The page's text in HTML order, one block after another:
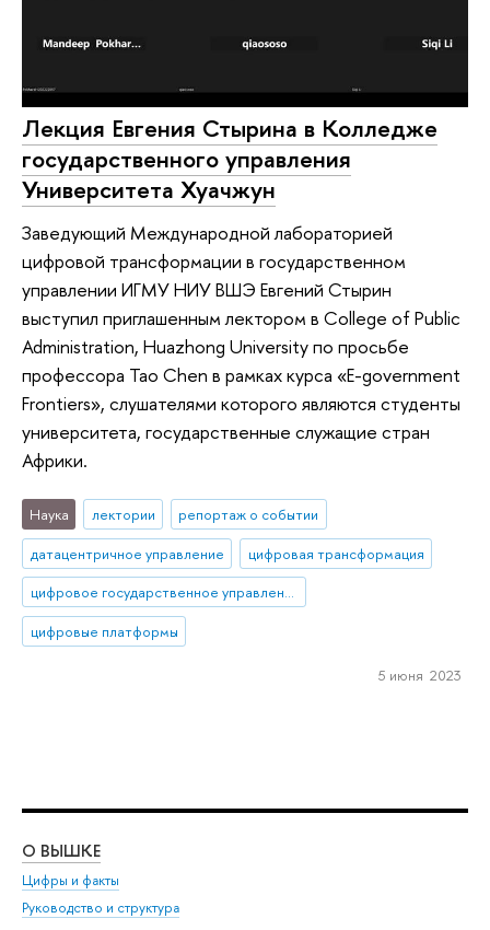
Лекция Евгения Стырина в Колледже
государственного управления
Университета Хуачжун
Заведующий Международной лабораторией
цифровой трансформации в государственном
управлении ИГМУ НИУ ВШЭ Евгений Стырин
выступил приглашенным лектором в College of Public
Administration, Huazhong University по просьбе
профессора Tao Chen в рамках курса «E-government
Frontiers», слушателями которого являются студенты
университета, государственные служащие стран
Африки.
Наука лектории
репортаж о событии
датацентричное управление
цифровая трансформация
цифровое государственное управление
цифровые платформы
5 июня 2023
О ВЫШКЕ
Цифры и факты
Руководство и структура